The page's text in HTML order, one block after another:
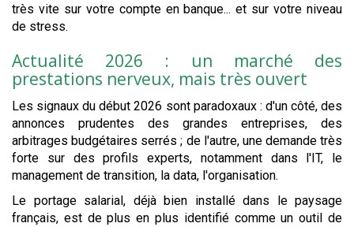
très vite sur votre compte en banque... et sur votre niveau
de stress.
Actualité 2026 : un marché des
prestations nerveux, mais très ouvert
Les signaux du début 2026 sont paradoxaux : d'un côté, des
annonces prudentes des grandes entreprises, des
arbitrages budgétaires serrés ; de l'autre, une demande très
forte sur des profils experts, notamment dans l'IT, le
management de transition, la data, l'organisation.
Le portage salarial, déjà bien installé dans le paysage
français, est de plus en plus identifié comme un outil de